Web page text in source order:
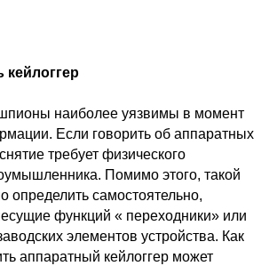
кейлоггер
наиболее уязвимы в момент
Если говорить об аппаратных
требует физического
Помимо этого, такой
определить самостоятельно,
функций « переходники» или
элементов устройства. Как
аппаратный кейлоггер может